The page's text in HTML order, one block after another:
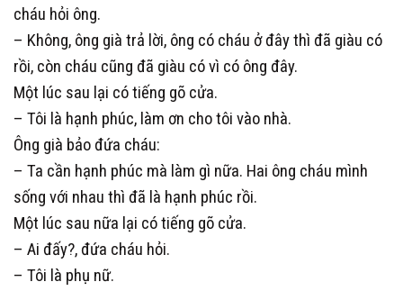
cháu hỏi ông.
– Không, ông già trả lời, ông có cháu ở đây thì đã giàu có
rồi, còn cháu cũng đã giàu có vì có ông đây.
Một lúc sau lại có tiếng gõ cửa.
– Tôi là hạnh phúc, làm ơn cho tôi vào nhà.
Ông già bảo đứa cháu:
– Ta cần hạnh phúc mà làm gì nữa. Hai ông cháu mình
sống với nhau thì đã là hạnh phúc rồi.
Một lúc sau nữa lại có tiếng gõ cửa.
– Ai đấy?, đứa cháu hỏi.
– Tôi là phụ nữ.